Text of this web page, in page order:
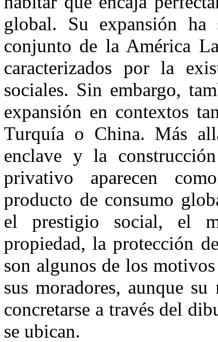
global. Su expansión
conjunto de la América
caracterizados por la
sociales. Sin embargo,
expansión en contextos
Turquía o China. Más
enclave y la
privativo aparecen
producto de consumo
el prestigio social, el
propiedad, la protección
son algunos de los
sus moradores, aunque
concretarse a través del
se ubican.